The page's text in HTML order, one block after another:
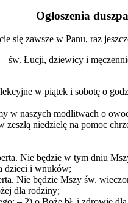
Ogłoszenia
się zawsze w Panu, raz
św. Łucji, dziewicy i
w piątek i sobotę o
w naszych modlitwach o
zeszłą niedzielę na pomoc
Nie będzie w tym dniu
dzieci i wnuków;
Nie będzie Mszy św.
dla rodziny;